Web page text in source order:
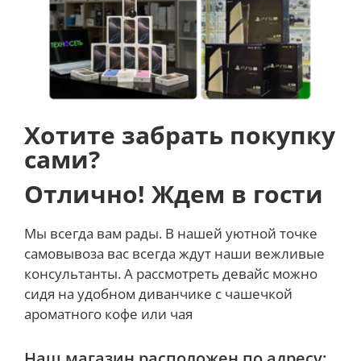
Хотите забрать покупку
сами?
Отлично! Ждем в гости
Мы всегда вам рады. В нашей уютной точке
самовывоза вас всегда ждут наши вежливые
консультанты. А рассмотреть девайс можно
сидя на удобном диванчике с чашечкой
ароматного кофе или чая